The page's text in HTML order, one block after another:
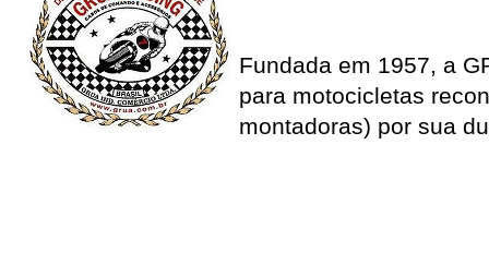
Fundada em 1957, a
para motocicletas
montadoras) por sua